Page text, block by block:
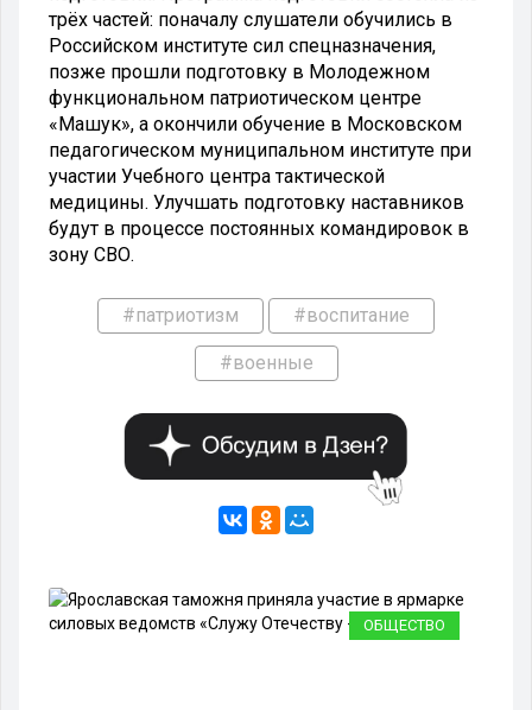
трёх частей: поначалу слушатели обучились в
Российском институте сил спецназначения,
позже прошли подготовку в Молодежном
функциональном патриотическом центре
«Машук», а окончили обучение в Московском
педагогическом муниципальном институте при
участии Учебного центра тактической
медицины. Улучшать подготовку наставников
будут в процессе постоянных командировок в
зону СВО.
#патриотизм #воспитание
#военные
ОБЩЕСТВО